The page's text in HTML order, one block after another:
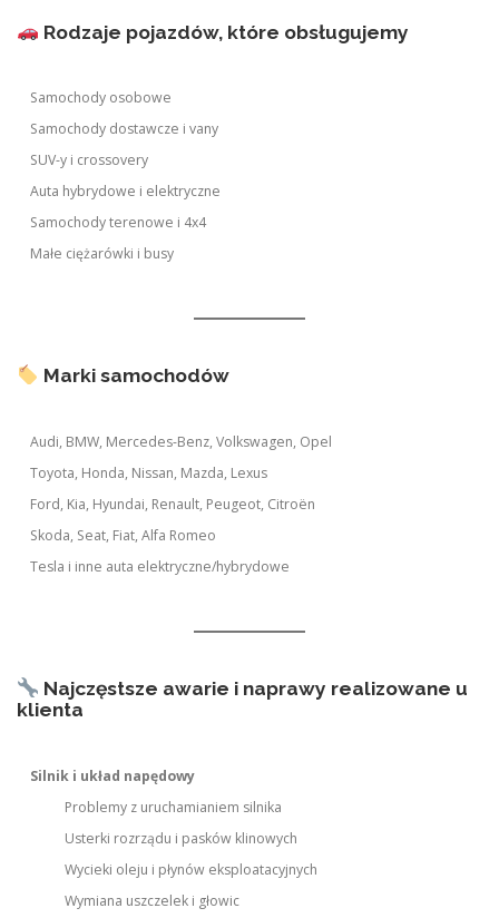
Rodzaje pojazdów, które obsługujemy
Samochody osobowe
Samochody dostawcze i vany
SUV-y i crossovery
Auta hybrydowe i elektryczne
Samochody terenowe i 4x4
Małe ciężarówki i busy
Marki samochodów
Audi, BMW, Mercedes-Benz, Volkswagen, Opel
Toyota, Honda, Nissan, Mazda, Lexus
Ford, Kia, Hyundai, Renault, Peugeot, Citroën
Skoda, Seat, Fiat, Alfa Romeo
Tesla i inne auta elektryczne/hybrydowe
Najczęstsze awarie i naprawy realizowane u
klienta
Silnik i układ napędowy
Problemy z uruchamianiem silnika
Usterki rozrządu i pasków klinowych
Wycieki oleju i płynów eksploatacyjnych
Wymiana uszczelek i głowic